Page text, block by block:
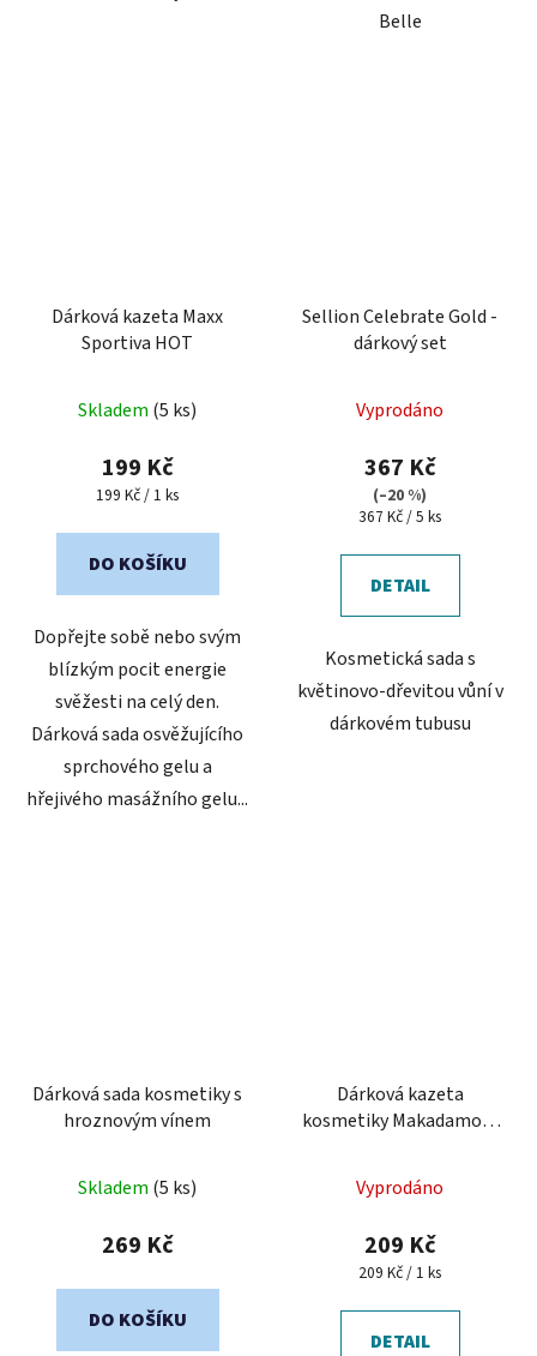
Belle
Dárková kazeta Maxx
Sportiva HOT
Skladem (5 ks)
199 Kč
Měrná
199 Kč / 1 ks
DO KOŠÍKU
Dopřejte sobě nebo svým
blízkým pocit energie
svěžesti na celý den.
Dárková sada osvěžujícího
sprchového gelu a
hřejivého masážního gelu...
Sellion Celebrate Gold -
dárkový set
Vyprodáno
367 Kč
(–20 %)
Měrná
367 Kč / 5 ks
DETAIL
Kosmetická sada s
květinovo-dřevitou vůní v
dárkovém tubusu
Dárková sada kosmetiky s
hroznovým vínem
Skladem (5 ks)
269 Kč
DO KOŠÍKU
Dárková kazeta
kosmetiky Makadamový
Vyprodáno
209 Kč
Měrná
209 Kč / 1 ks
DETAIL